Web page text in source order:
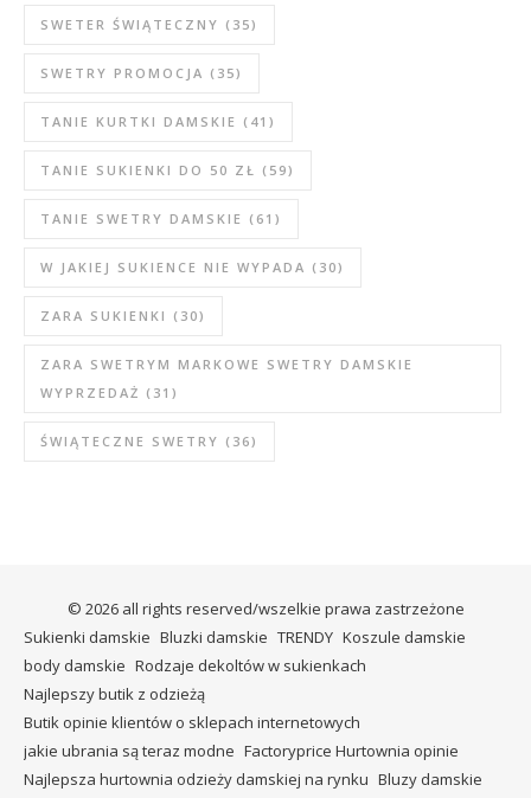
SWETER ŚWIĄTECZNY (35)
SWETRY PROMOCJA (35)
TANIE KURTKI DAMSKIE (41)
TANIE SUKIENKI DO 50 ZŁ (59)
TANIE SWETRY DAMSKIE (61)
W JAKIEJ SUKIENCE NIE WYPADA (30)
ZARA SUKIENKI (30)
ZARA SWETRYM MARKOWE SWETRY DAMSKIE
WYPRZEDAŻ (31)
ŚWIĄTECZNE SWETRY (36)
© 2026 all rights reserved/wszelkie prawa zastrzeżone
Sukienki damskie Bluzki damskie TRENDY Koszule damskie
body damskie Rodzaje dekoltów w sukienkach
Najlepszy butik z odzieżą
Butik opinie klientów o sklepach internetowych
jakie ubrania są teraz modne Factoryprice Hurtownia opinie
Najlepsza hurtownia odzieży damskiej na rynku Bluzy damskie